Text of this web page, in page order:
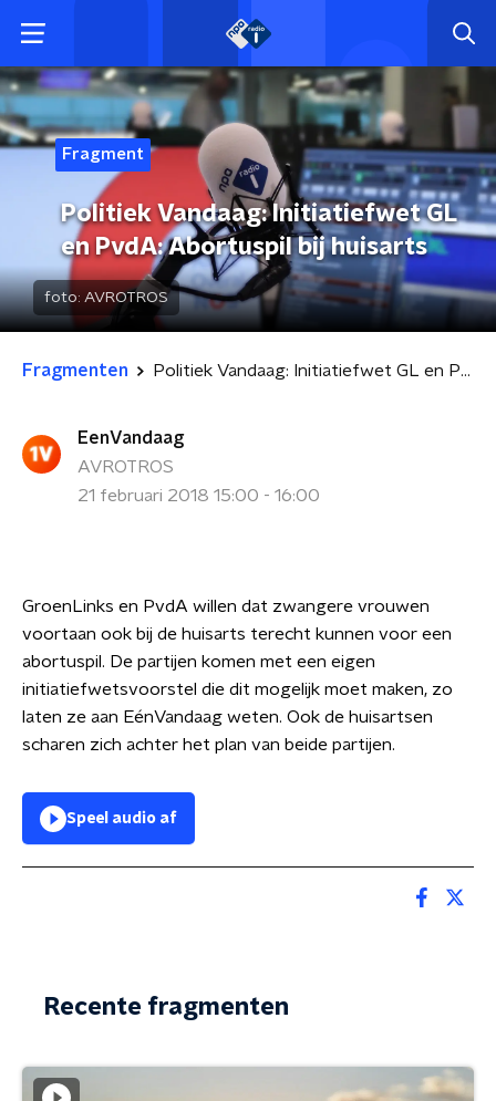
Fragment
Politiek Vandaag: Initiatiefwet GL
en PvdA: Abortuspil bij huisarts
foto: AVROTROS
Fragmenten Politiek Vandaag: Initiatiefwet GL en PvdA: Abortuspil bij huisarts
EenVandaag
AVROTROS
21 februari 2018 15:00 - 16:00
GroenLinks en PvdA willen dat zwangere vrouwen
voortaan ook bij de huisarts terecht kunnen voor een
abortuspil. De partijen komen met een eigen
initiatiefwetsvoorstel die dit mogelijk moet maken, zo
laten ze aan EénVandaag weten. Ook de huisartsen
scharen zich achter het plan van beide partijen.
Speel audio af
Recente fragmenten